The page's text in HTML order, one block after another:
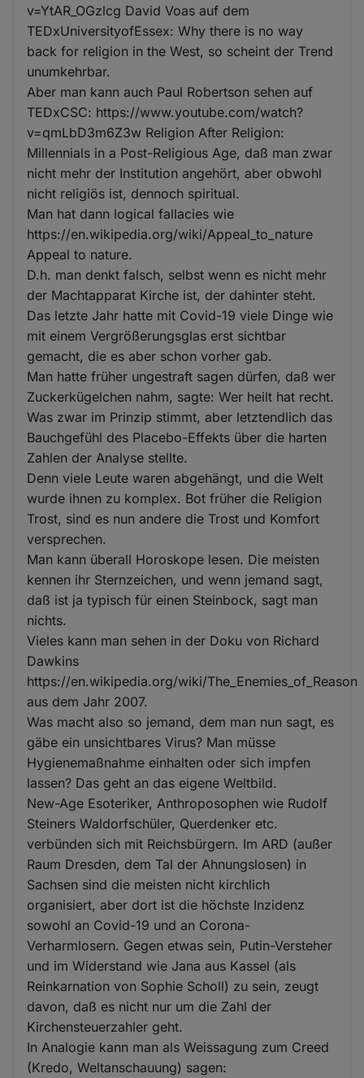
v=YtAR_OGzlcg David Voas auf dem
TEDxUniversityofEssex: Why there is no way
back for religion in the West, so scheint der Trend
unumkehrbar.
Aber man kann auch Paul Robertson sehen auf
TEDxCSC: https://www.youtube.com/watch?
v=qmLbD3m6Z3w Religion After Religion:
Millennials in a Post-Religious Age, daß man zwar
nicht mehr der Institution angehört, aber obwohl
nicht religiös ist, dennoch spiritual.
Man hat dann logical fallacies wie
https://en.wikipedia.org/wiki/Appeal_to_nature
Appeal to nature.
D.h. man denkt falsch, selbst wenn es nicht mehr
der Machtapparat Kirche ist, der dahinter steht.
Das letzte Jahr hatte mit Covid-19 viele Dinge wie
mit einem Vergrößerungsglas erst sichtbar
gemacht, die es aber schon vorher gab.
Man hatte früher ungestraft sagen dürfen, daß wer
Zuckerkügelchen nahm, sagte: Wer heilt hat recht.
Was zwar im Prinzip stimmt, aber letztendlich das
Bauchgefühl des Placebo-Effekts über die harten
Zahlen der Analyse stellte.
Denn viele Leute waren abgehängt, und die Welt
wurde ihnen zu komplex. Bot früher die Religion
Trost, sind es nun andere die Trost und Komfort
versprechen.
Man kann überall Horoskope lesen. Die meisten
kennen ihr Sternzeichen, und wenn jemand sagt,
daß ist ja typisch für einen Steinbock, sagt man
nichts.
Vieles kann man sehen in der Doku von Richard
Dawkins
https://en.wikipedia.org/wiki/The_Enemies_of_Reason
aus dem Jahr 2007.
Was macht also so jemand, dem man nun sagt, es
gäbe ein unsichtbares Virus? Man müsse
Hygienemaßnahme einhalten oder sich impfen
lassen? Das geht an das eigene Weltbild.
New-Age Esoteriker, Anthroposophen wie Rudolf
Steiners Waldorfschüler, Querdenker etc.
verbünden sich mit Reichsbürgern. Im ARD (außer
Raum Dresden, dem Tal der Ahnungslosen) in
Sachsen sind die meisten nicht kirchlich
organisiert, aber dort ist die höchste Inzidenz
sowohl an Covid-19 und an Corona-
Verharmlosern. Gegen etwas sein, Putin-Versteher
und im Widerstand wie Jana aus Kassel (als
Reinkarnation von Sophie Scholl) zu sein, zeugt
davon, daß es nicht nur um die Zahl der
Kirchensteuerzahler geht.
In Analogie kann man als Weissagung zum Creed
(Kredo, Weltanschauung) sagen: